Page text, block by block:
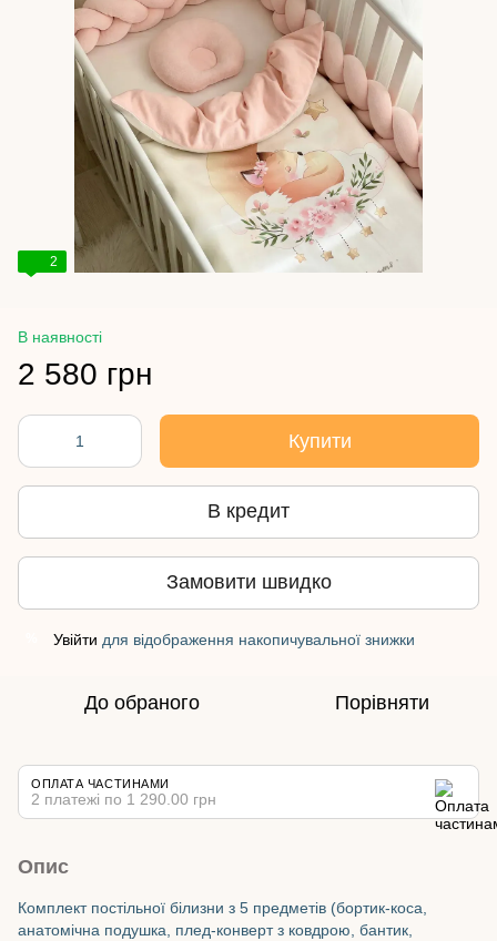
2
В наявності
2 580 грн
Купити
В кредит
Замовити швидко
Увійти для відображення накопичувальної знижки
До обраного Порівняти
ОПЛАТА ЧАСТИНАМИ
2 платежі по 1 290.00 грн
Опис
Комплект постільної білизни з 5 предметів (бортик-коса,
анатомічна подушка, плед-конверт з ковдрою, бантик,